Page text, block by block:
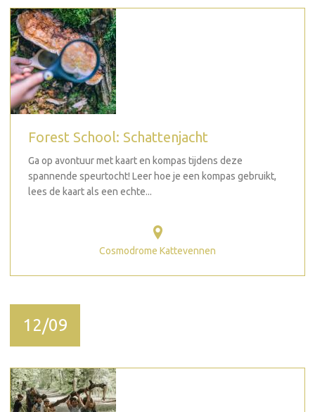
Forest School: Schattenjacht
Ga op avontuur met kaart en kompas tijdens deze
spannende speurtocht! Leer hoe je een kompas gebruikt,
lees de kaart als een echte...
Cosmodrome Kattevennen
12/09